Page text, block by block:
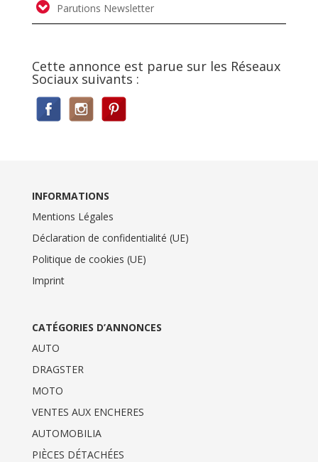
Parutions Newsletter
Cette annonce est parue sur les Réseaux
Sociaux suivants :
INFORMATIONS
Mentions Légales
Déclaration de confidentialité (UE)
Politique de cookies (UE)
Imprint
CATÉGORIES D’ANNONCES
AUTO
DRAGSTER
MOTO
VENTES AUX ENCHERES
AUTOMOBILIA
PIÈCES DÉTACHÉES